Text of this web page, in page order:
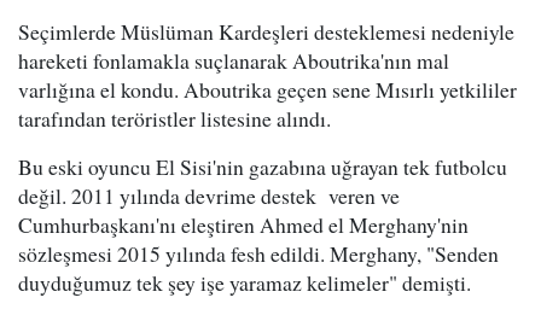
Seçimlerde Müslüman Kardeşleri desteklemesi nedeniyle
hareketi fonlamakla suçlanarak Aboutrika'nın mal
varlığına el kondu. Aboutrika geçen sene Mısırlı yetkililer
tarafından teröristler listesine alındı.
Bu eski oyuncu El Sisi'nin gazabına uğrayan tek futbolcu
değil. 2011 yılında devrime destek veren ve
Cumhurbaşkanı'nı eleştiren Ahmed el Merghany'nin
sözleşmesi 2015 yılında fesh edildi. Merghany, "Senden
duyduğumuz tek şey işe yaramaz kelimeler" demişti.